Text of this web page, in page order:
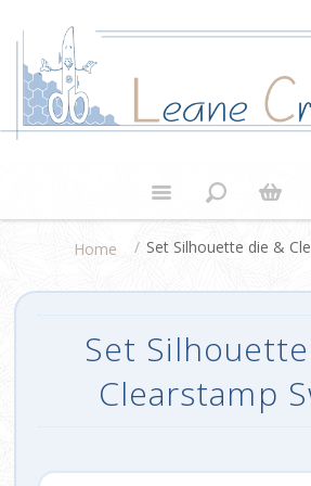
Home / Set Silhouette die &
Set
Clearstamp